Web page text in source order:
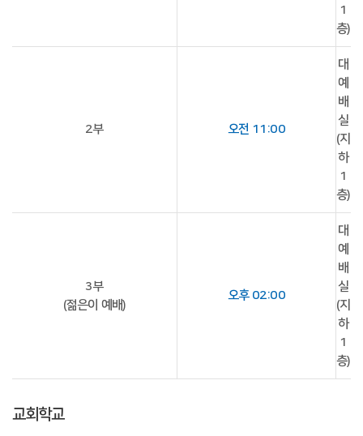
1
층)
2부 오전 11:00
대
예
배
실
(지
하
1
층)
3부
(젊은이 예배)
오후 02:00
대
예
배
실
(지
하
1
층)
교회학교